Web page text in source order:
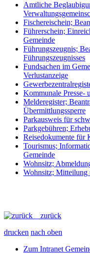
Amtliche
Fischereischein;
Führerschein;
Gemeinde
Führungszeugnis;
Führungszeugnisses
Fundsachen im
Verlustanzeige
Kommunale Presse-
Melderegister;
Übermittlungssperre
Parkausweis für
Parkgebühren;
Reisedokumente für
Tourismus;
Gemeinde
Wohnsitz;
Wohnsitz; Mitteilung
zurück
drucken nach oben
Zum Intranet